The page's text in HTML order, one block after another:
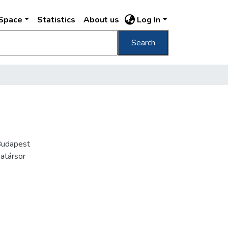
Statistics About us Log In
Search